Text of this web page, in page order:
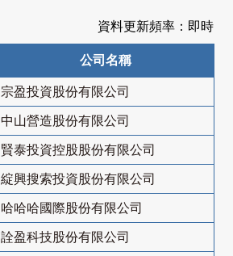
資料更新頻率：即時
公司名稱
宗盈投資股份有限公司
中山營造股份有限公司
賢泰投資控股股份有限公司
綻興搜索投資股份有限公司
哈哈哈國際股份有限公司
詮盈科技股份有限公司